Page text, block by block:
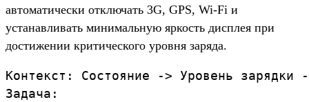
автоматически отключать 3G, GPS, Wi-Fi и
устанавливать минимальную яркость дисплея при
достижении критического уровня заряда.
Контекст: Состояние -> Уровень
Задача: